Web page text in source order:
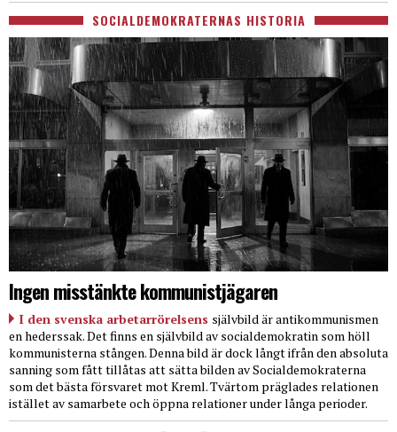
SOCIALDEMOKRATERNAS HISTORIA
Ingen misstänkte kommunistjägaren
I den svenska arbetarrörelsens självbild är antikommunismen
en hederssak. Det finns en självbild av socialdemokratin som höll
kommunisterna stången. Denna bild är dock långt ifrån den absoluta
sanning som fått tillåtas att sätta bilden av Socialdemokraterna
som det bästa försvaret mot Kreml. Tvärtom präglades relationen
istället av samarbete och öppna relationer under långa perioder.